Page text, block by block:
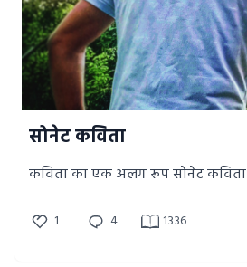
सोनेट कविता
कविता का एक अलग रूप सोनेट कविता
1 4 1336